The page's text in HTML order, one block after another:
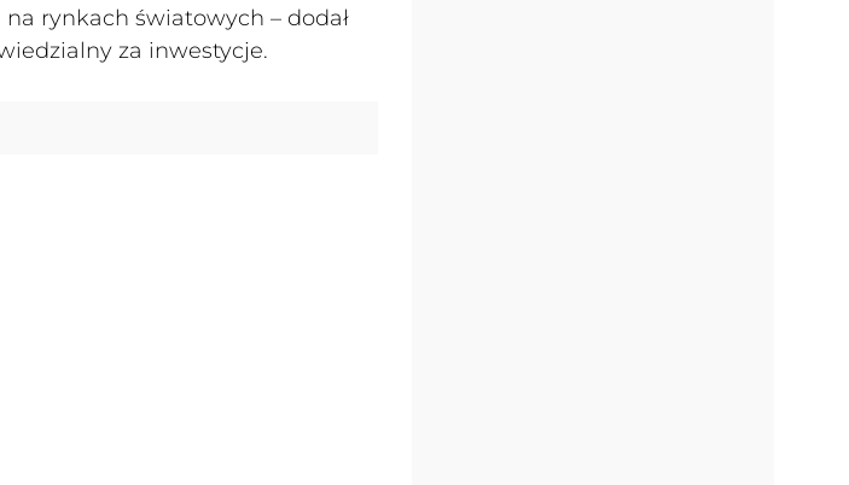
rynkach światowych – dodał
za inwestycje.